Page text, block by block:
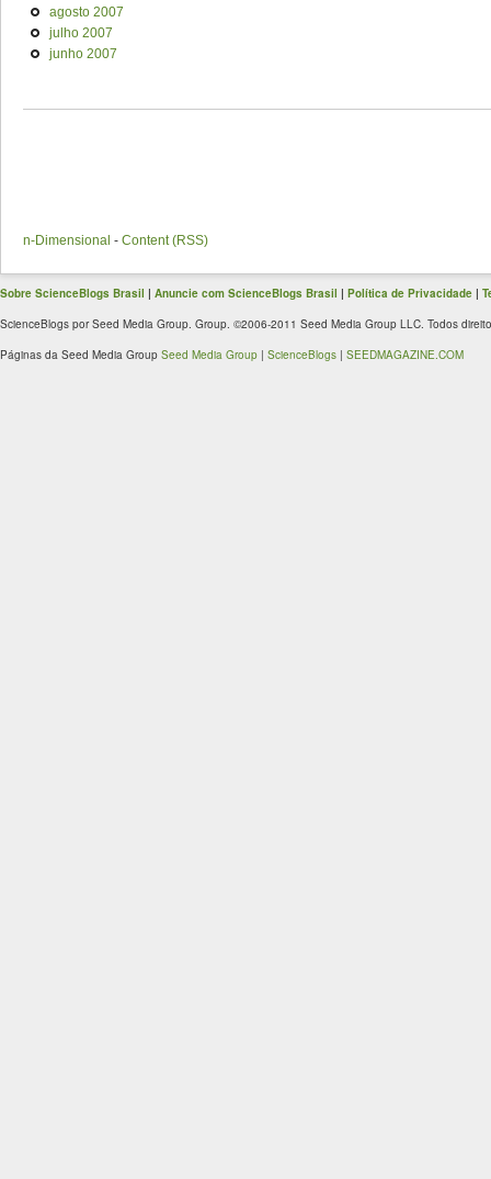
agosto 2007
julho 2007
junho 2007
n-Dimensional - Content (RSS)
Sobre ScienceBlogs Brasil | Anuncie com ScienceBlogs Brasil | Política de Privacidade |
ScienceBlogs por Seed Media Group. Group. ©2006-2011 Seed Media Group LLC. Todos
Páginas da Seed Media Group Seed Media Group | ScienceBlogs | SEEDMAGAZINE.COM